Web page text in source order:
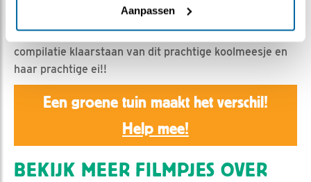
Aanpassen
Lieve kijkers het is zover!! Het koolmeesje heeft haar
eerste ei gelegd, en om dat te vieren heb ik een mooie
compilatie klaarstaan van dit prachtige koolmeesje en
haar prachtige ei!!
Een groene tuin maakt het verschil!
Help mee!
BEKIJK MEER FILMPJES OVER